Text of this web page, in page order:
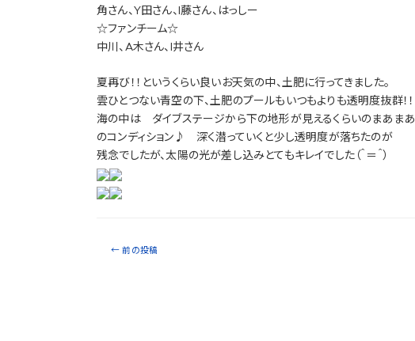
角さん、Y田さん、I藤さん、はっしー
☆ファンチーム☆
中川、A木さん、I井さん
夏再び！！というくらい良いお天気の中、土肥に行ってきました。
雲ひとつない青空の下、土肥のプールもいつもよりも透明度抜群！！
海の中は ダイブステージから下の地形が見えるくらいのまあまあ
のコンディション♪ 深く潜っていくと少し透明度が落ちたのが
残念でしたが、太陽の光が差し込みとてもキレイでした（＾＝＾）
← 前の投稿